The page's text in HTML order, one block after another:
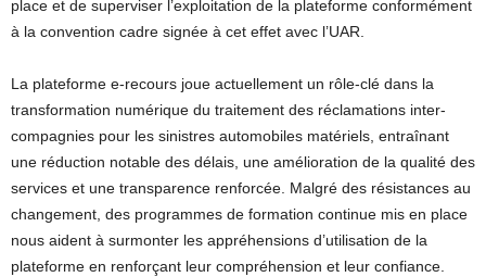
place et de superviser l’exploitation de la plateforme conformément
à la convention cadre signée à cet effet avec l’UAR.
La plateforme e-recours joue actuellement un rôle-clé dans la
transformation numérique du traitement des réclamations inter-
compagnies pour les sinistres automobiles matériels, entraînant
une réduction notable des délais, une amélioration de la qualité des
services et une transparence renforcée. Malgré des résistances au
changement, des programmes de formation continue mis en place
nous aident à surmonter les appréhensions d’utilisation de la
plateforme en renforçant leur compréhension et leur confiance.